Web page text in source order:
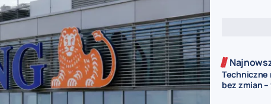
Techniczne
bez zmian